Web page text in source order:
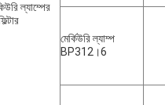
ল্যাম্পের
মের্কিউরি ল্যাম্প
BP312।6